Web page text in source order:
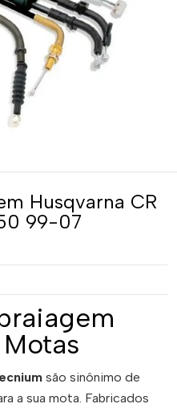
Husqvarna CR
99-07
são sinônimo de
a sua mota. Fabricados